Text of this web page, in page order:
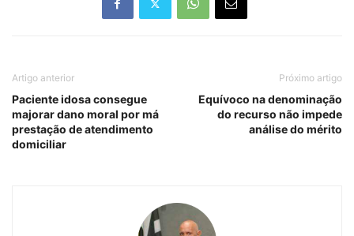
Artigo anterior
Paciente idosa consegue
majorar dano moral por má
prestação de atendimento
domiciliar
Próximo artigo
Equívoco na denominação
do recurso não impede
análise do mérito